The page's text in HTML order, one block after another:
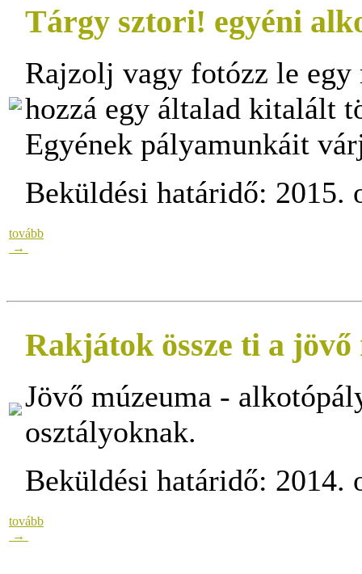
Tárgy sztori! egyéni
Rajzolj vagy fotózz le egy
hozzá egy általad kitalált
Egyének pályamunkáit
Beküldési határidő: 2015.
tovább
→
Rakjátok össze ti a
Jövő múzeuma -
osztályoknak.
Beküldési határidő: 2014.
tovább
→